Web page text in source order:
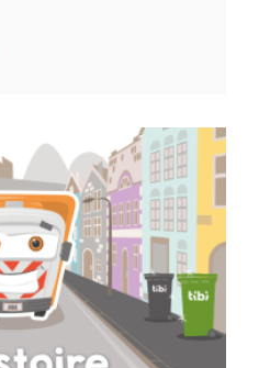
pour le printemps.
cultures, en mode zéro